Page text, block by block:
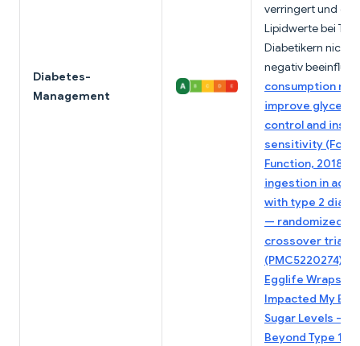
Diabetes-
Management
verringert und die
Lipidwerte bei
Diabetikern nicht
negativ
consumption may
improve
control and
sensitivity (Food
Function, 2018)
ingestion in
with type 2
— randomized
crossover trial
(PMC5220274)
Egglife Wraps
Impacted My
Sugar Levels —
Beyond Type 1